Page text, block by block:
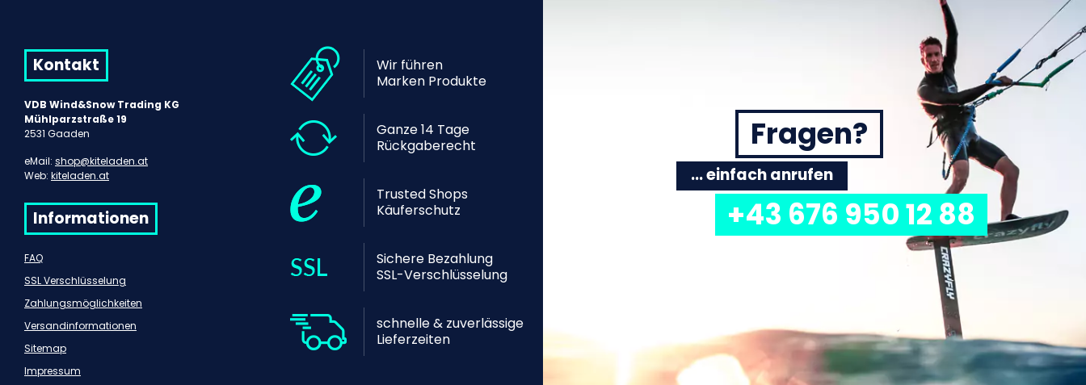
Kontakt
VDB Wind&Snow Trading KG
Mühlparzstraße 19
2531 Gaaden
eMail: shop@kiteladen.at
Web: kiteladen.at
Informationen
FAQ
SSL Verschlüsselung
Zahlungsmöglichkeiten
Versandinformationen
Sitemap
Impressum
Wir führen
Marken Produkte
Ganze 14 Tage
Rückgaberecht
Trusted Shops
Käuferschutz
Sichere Bezahlung
SSL-Verschlüsselung
schnelle & zuverlässige
Lieferzeiten
Fragen?
... einfach anrufen
+43 676 950 12 88